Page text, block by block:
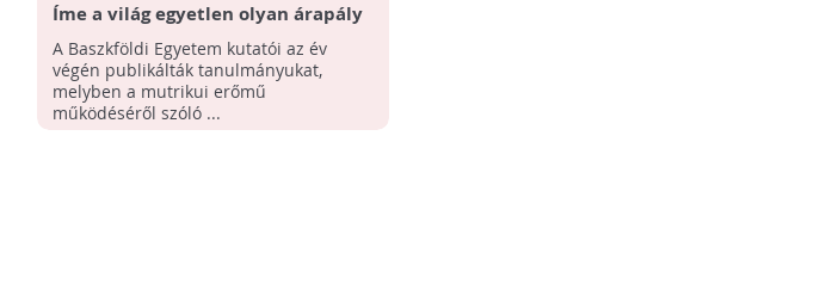
Íme a világ egyetlen olyan árapály
erőműve, mely a lakossági ellátó-
hálózatnak termel
A Baszkföldi Egyetem kutatói az év
végén publikálták tanulmányukat,
melyben a mutrikui erőmű
működéséről szóló ...